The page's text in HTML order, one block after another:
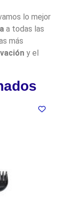
lo mejor
a todas las
más
y el